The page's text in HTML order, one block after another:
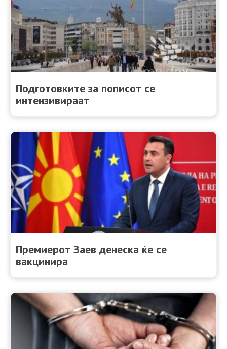
Подготовките за пописот се
интензивираат
Премиерот Зaев денеска ќе се
вакцинира